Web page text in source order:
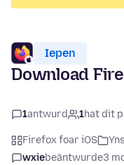
Iepen
Download
1antwurd 1hat dit
Firefox foar iOS
wxiebeäntwurde3